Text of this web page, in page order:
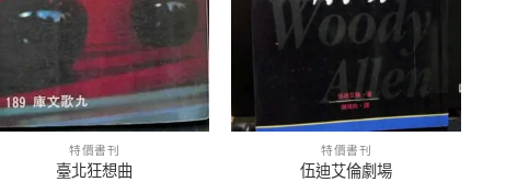
特價書刊
臺北狂想曲
特價書刊
伍迪艾倫劇場